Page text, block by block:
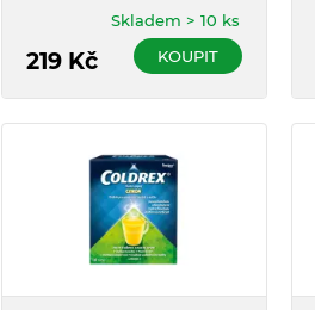
bolesti při zánětu
vedlejších nosních dutin,
bolesti hlavy, bolesti v krku
a bolesti svalů a kloubů.
219Kč
Skladem > 10 ks
KOUPIT